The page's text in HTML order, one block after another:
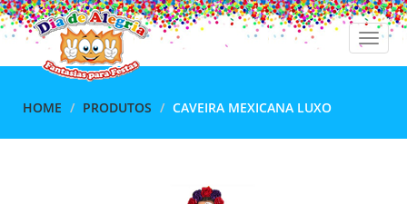
Toggle
HOME PRODUTOS CAVEIRA MEXICANA LUXO